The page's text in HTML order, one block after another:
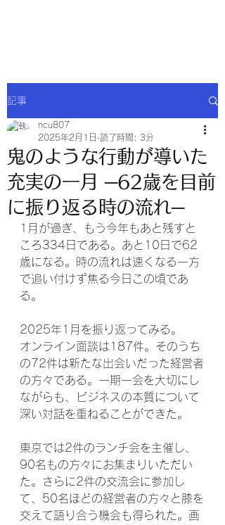
記事
鬼のような行動が導いた
充実の一月 ─62歳を目前
に振り返る時の流れ─
ncu807
2025年2月1日 読了時間: 3分
1月が過ぎ、もう今年もあと残すと
ころ334日である。あと10日で62
歳になる。時の流れは速くなる一方
で追い付けず焦る今日この頃であ
る。
2025年1月を振り返ってみる。
オンライン面談は187件。そのうち
の72件は新たな出会いだった経営者
の方々である。一期一会を大切にし
ながらも、ビジネスの本質について
深い対話を重ねることができた。
東京では2件のランチ会を主催し、
90名もの方々にお集まりいただい
た。さらに2件の交流会に参加し
て、50名ほどの経営者の方々と膝を
交えて語り合う機会も得られた。画